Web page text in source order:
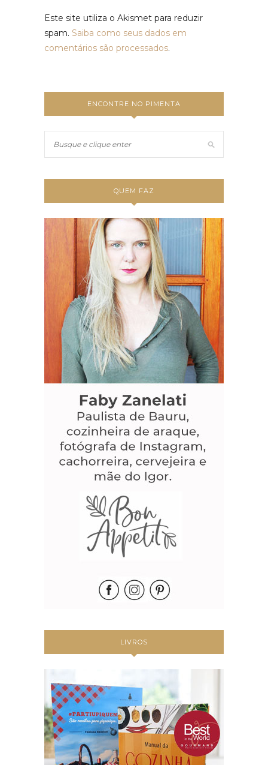
Este site utiliza o Akismet para reduzir
spam. Saiba como seus dados em
comentários são processados.
ENCONTRE NO PIMENTA
QUEM FAZ
LIVROS